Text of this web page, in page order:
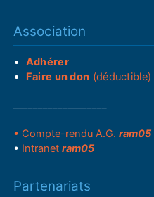
Association
Adhérer
Faire un don (déductible)
• Compte-rendu A.G.ram05
• Intranetram05
Partenariats